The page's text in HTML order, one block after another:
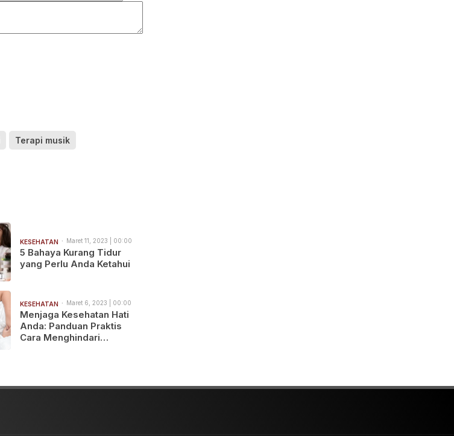
Terapi musik
KESEHATAN Maret 11, 2023 | 00:00
5 Bahaya Kurang Tidur
yang Perlu Anda Ketahui
KESEHATAN Maret 6, 2023 | 00:00
Menjaga Kesehatan Hati
Anda: Panduan Praktis
Cara Menghindari